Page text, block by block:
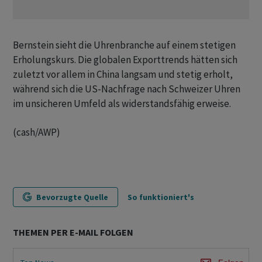
Bernstein sieht die Uhrenbranche auf einem stetigen
Erholungskurs. Die globalen Exporttrends hätten sich
zuletzt vor allem in China langsam und stetig erholt,
während sich die US-Nachfrage nach Schweizer Uhren
im unsicheren Umfeld als widerstandsfähig erweise.
(cash/AWP)
Bevorzugte Quelle So funktioniert's
THEMEN PER E-MAIL FOLGEN